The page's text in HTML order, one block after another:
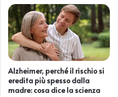
Alzheimer, perché il rischio si
eredita più spesso dalla
madre: cosa dice la scienza